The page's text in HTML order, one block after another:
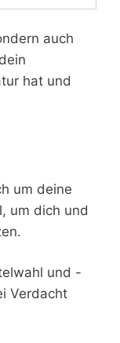
auch
hat und
um deine
um dich und
und -
Verdacht